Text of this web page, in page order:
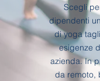
Scegli
dipendenti
di yoga
esigenze
azienda. In
da remoto,